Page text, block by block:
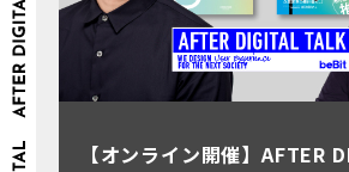
【オンライン開催】AFTER